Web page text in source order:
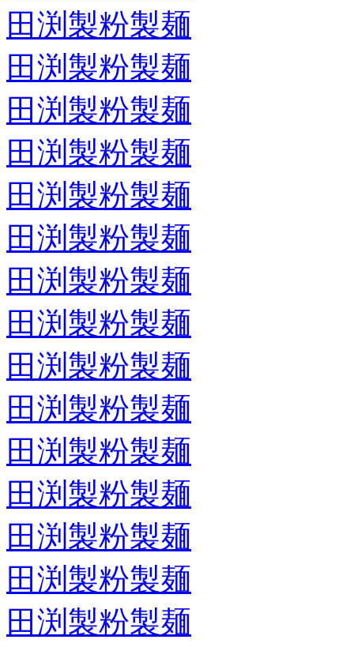
田渕製粉製麺
田渕製粉製麺
田渕製粉製麺
田渕製粉製麺
田渕製粉製麺
田渕製粉製麺
田渕製粉製麺
田渕製粉製麺
田渕製粉製麺
田渕製粉製麺
田渕製粉製麺
田渕製粉製麺
田渕製粉製麺
田渕製粉製麺
田渕製粉製麺